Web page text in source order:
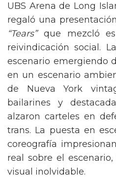
UBS Arena de Long
regaló una
“Tears”que mezcló
reivindicación social.
escenario emergiendo
en un escenario
de Nueva York
bailarines y
alzaron carteles en
trans. La puesta en
coreografía
real sobre el
visual inolvidable.